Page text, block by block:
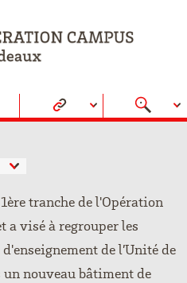
tranche de l'Opération
a visé à regrouper les
de l’Unité de
nouveau bâtiment de